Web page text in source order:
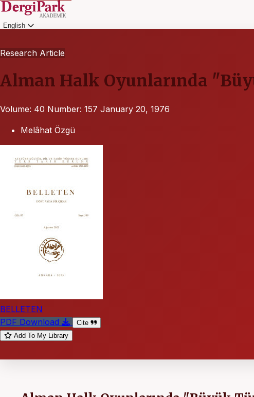
English
Research Article
Alman Halk Oyunlarında
Volume: 40 Number: 157 January 20, 1976
Melâhat Özgü
BELLETEN
PDF Download
Cite
Add To My Library